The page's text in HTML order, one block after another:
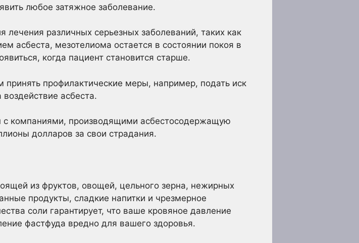
любое затяжное заболевание.
различных серьезных заболеваний, таких как
асбеста, мезотелиома остается в состоянии покоя в
когда пациент становится старше.
профилактические меры, например, подать иск
асбеста.
компаниями, производящими асбестосодержащую
долларов за свои страдания.
из фруктов, овощей, цельного зерна, нежирных
продукты, сладкие напитки и чрезмерное
соли гарантирует, что ваше кровяное давление
фастфуда вредно для вашего здоровья.